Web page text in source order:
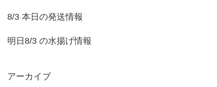
8/3 本日の発送情報
明日8/3 の水揚げ情報
アーカイブ